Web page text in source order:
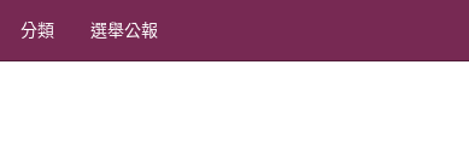
分類 選舉公報